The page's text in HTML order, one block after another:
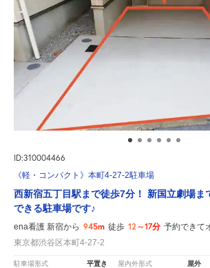
ID:310004466
《軽・コンパクト》本町4-27-2駐車場
西新宿五丁目駅まで徒歩7分！ 新国立劇場ま
できる駐車場です♪
ena看護 新宿から 945m 徒歩 12～17分 予約できて
東京都渋谷区本町4-27-2
駐車場形式 平置き 屋内外形式 屋外